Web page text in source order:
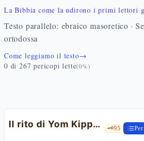
La Bibbia come la udirono i primi lettori
Testo parallelo: ebraico masoretico ·
ortodossa
Come leggiamo il testo→
0 di 267 pericopi lette(0%)
Il rito di Yom Kippùr: i due capri e l'espiazione — Lv 16,1-34 🗝️95